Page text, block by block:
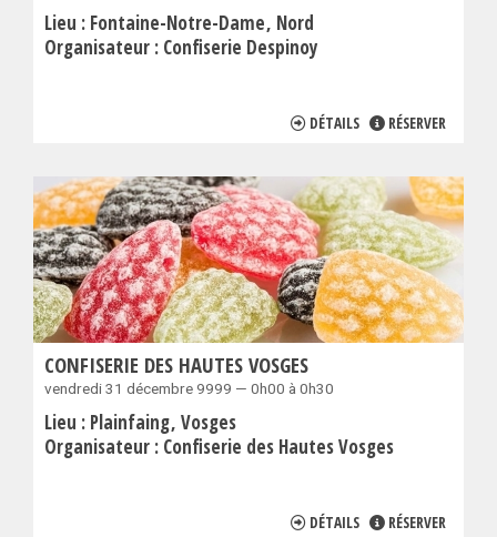
Lieu : Fontaine-Notre-Dame Nord
Organisateur : Confiserie Despinoy
DÉTAILS RÉSERVER
CONFISERIE DES HAUTES VOSGES
vendredi 31 décembre 9999 — 0h00 à 0h30
Lieu : Plainfaing Vosges
Organisateur : Confiserie des Hautes Vosges
DÉTAILS RÉSERVER